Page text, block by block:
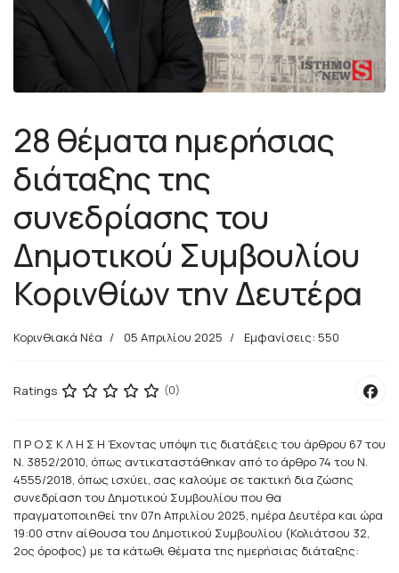
28 θέματα ημερήσιας
διάταξης της
συνεδρίασης του
Δημοτικού Συμβουλίου
Κορινθίων την Δευτέρα
Κορινθιακά Νέα 05 Απριλίου 2025 Εμφανίσεις: 550
Ratings (0)
Π Ρ Ο Σ Κ Λ Η Σ Η Έχοντας υπόψη τις διατάξεις του άρθρου 67 του
Ν. 3852/2010, όπως αντικαταστάθηκαν από το άρθρο 74 του Ν.
4555/2018, όπως ισχύει, σας καλούμε σε τακτική δια ζώσης
συνεδρίαση του Δημοτικού Συμβουλίου που θα
πραγματοποιηθεί την 07η Απριλίου 2025, ημέρα Δευτέρα και ώρα
19:00 στην αίθουσα του Δημοτικού Συμβουλίου (Κολιάτσου 32,
2ος όροφος) με τα κάτωθι θέματα της ημερήσιας διάταξης: